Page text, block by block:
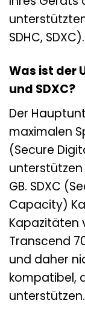
SDHC, SDXC).
Was ist der
und SDXC?
Der
maximalen
(Secure
unterstützen
GB. SDXC
Capacity)
Kapazitäten
Transcend
und daher
kompatibel,
unterstützen.